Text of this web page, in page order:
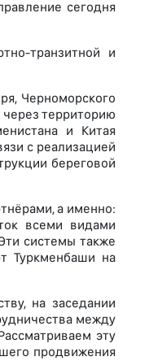
сегодня
транзитной и
Черноморского
через территорию
и Китая
с реализацией
береговой
а именно:
всеми видами
системы также
Туркменбаши на
на заседании
между
эту
продвижения